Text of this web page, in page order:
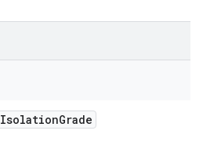
IsolationGrade